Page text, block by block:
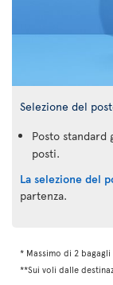
Selezione del
Posto
posti.
La selezione del
partenza.
* Massimo di 2
**Sui voli dalle